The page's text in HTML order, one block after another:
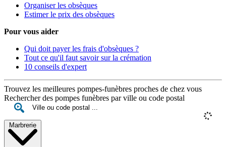
Organiser les obsèques
Estimer le prix des obsèques
Pour vous aider
Qui doit payer les frais d'obsèques ?
Tout ce qu'il faut savoir sur la crémation
10 conseils d'expert
Trouvez les meilleures pompes-funèbres proches de chez vous
Rechercher des pompes funèbres par ville ou code postal
Marbrerie